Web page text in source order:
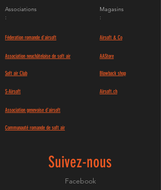
Associations
:
Féderation romande d'airsoft
Association neuchâteloise de soft air
Soft air Club
S-Airsoft
Magasins
:
Airsoft & Co
AAStore
Blowback shop
Airsoft.ch
Association genevoise d'airsoft
Communauté romande de soft air
Suivez-nous
Facebook